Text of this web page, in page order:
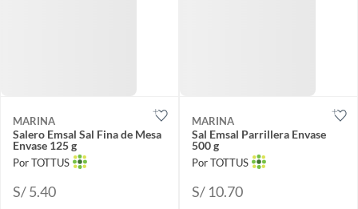
MARINA
Salero Emsal Sal Fina de Mesa
Envase 125 g
Por TOTTUS
S/ 5.40
MARINA
Sal Emsal Parrillera Envase
500 g
Por TOTTUS
S/ 10.70